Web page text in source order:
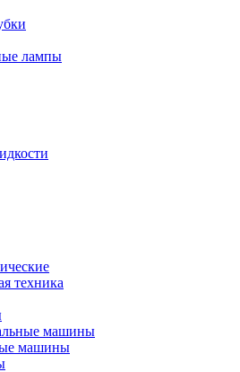
лампы
техника
машины
машины